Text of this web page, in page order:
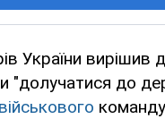
України
"долучатися до
військового